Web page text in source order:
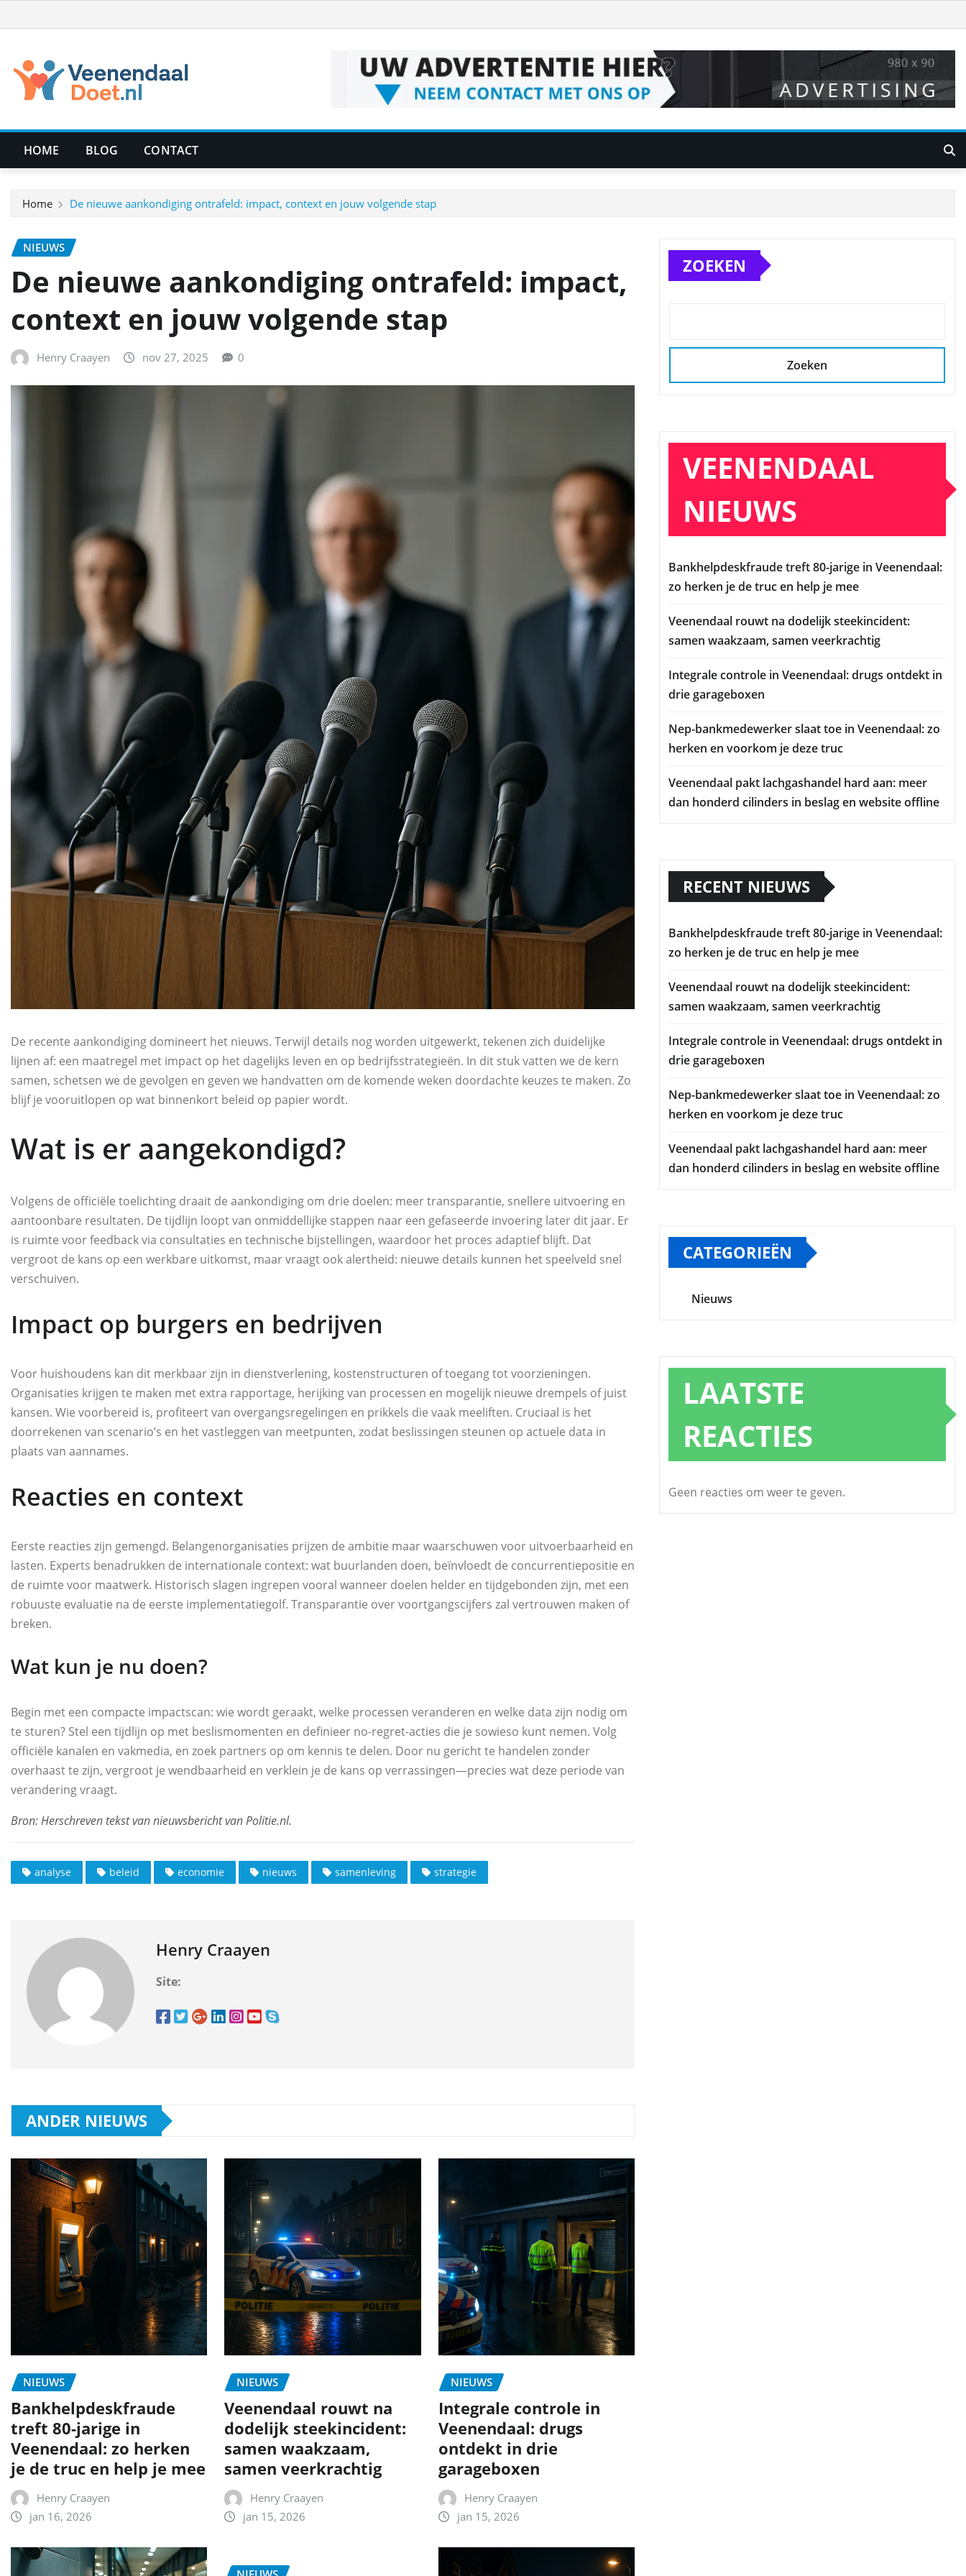
naar
inhoud
HOME BLOG CONTACT
Home De nieuwe aankondiging ontrafeld: impact, context en jouw volgende stap
NIEUWS
De nieuwe aankondiging ontrafeld: impact,
context en jouw volgende stap
Henry Craayen nov 27, 2025 0
De recente aankondiging domineert het nieuws. Terwijl details nog worden uitgewerkt, tekenen zich duidelijke
lijnen af: een maatregel met impact op het dagelijks leven en op bedrijfsstrategieën. In dit stuk vatten we de kern
samen, schetsen we de gevolgen en geven we handvatten om de komende weken doordachte keuzes te maken. Zo
blijf je vooruitlopen op wat binnenkort beleid op papier wordt.
Wat is er aangekondigd?
Volgens de officiële toelichting draait de aankondiging om drie doelen: meer transparantie, snellere uitvoering en
aantoonbare resultaten. De tijdlijn loopt van onmiddellijke stappen naar een gefaseerde invoering later dit jaar. Er
is ruimte voor feedback via consultaties en technische bijstellingen, waardoor het proces adaptief blijft. Dat
vergroot de kans op een werkbare uitkomst, maar vraagt ook alertheid: nieuwe details kunnen het speelveld snel
verschuiven.
Impact op burgers en bedrijven
Voor huishoudens kan dit merkbaar zijn in dienstverlening, kostenstructuren of toegang tot voorzieningen.
Organisaties krijgen te maken met extra rapportage, herijking van processen en mogelijk nieuwe drempels of juist
kansen. Wie voorbereid is, profiteert van overgangsregelingen en prikkels die vaak meeliften. Cruciaal is het
doorrekenen van scenario’s en het vastleggen van meetpunten, zodat beslissingen steunen op actuele data in
plaats van aannames.
Reacties en context
Eerste reacties zijn gemengd. Belangenorganisaties prijzen de ambitie maar waarschuwen voor uitvoerbaarheid en
lasten. Experts benadrukken de internationale context: wat buurlanden doen, beïnvloedt de concurrentiepositie en
de ruimte voor maatwerk. Historisch slagen ingrepen vooral wanneer doelen helder en tijdgebonden zijn, met een
robuuste evaluatie na de eerste implementatiegolf. Transparantie over voortgangscijfers zal vertrouwen maken of
breken.
Wat kun je nu doen?
Begin met een compacte impactscan: wie wordt geraakt, welke processen veranderen en welke data zijn nodig om
te sturen? Stel een tijdlijn op met beslismomenten en definieer no-regret-acties die je sowieso kunt nemen. Volg
officiële kanalen en vakmedia, en zoek partners op om kennis te delen. Door nu gericht te handelen zonder
overhaast te zijn, vergroot je wendbaarheid en verklein je de kans op verrassingen—precies wat deze periode van
verandering vraagt.
analyse beleid economie nieuws samenleving strategie
Henry Craayen
Site:
ANDER NIEUWS
NIEUWS
Bankhelpdeskfraude
treft 80-jarige in
Veenendaal: zo herken
je de truc en help je mee
Henry Craayen
jan 16, 2026
NIEUWS
Veenendaal rouwt na
dodelijk steekincident:
samen waakzaam,
samen veerkrachtig
Henry Craayen
jan 15, 2026
NIEUWS
Integrale controle in
Veenendaal: drugs
ontdekt in drie
garageboxen
Henry Craayen
jan 15, 2026
ZOEKEN
Zoeken
VEENENDAAL
NIEUWS
Bankhelpdeskfraude treft 80-jarige in Veenendaal:
zo herken je de truc en help je mee
Veenendaal rouwt na dodelijk steekincident:
samen waakzaam, samen veerkrachtig
Integrale controle in Veenendaal: drugs ontdekt in
drie garageboxen
Nep-bankmedewerker slaat toe in Veenendaal: zo
herken en voorkom je deze truc
Veenendaal pakt lachgashandel hard aan: meer
dan honderd cilinders in beslag en website offline
RECENT NIEUWS
Bankhelpdeskfraude treft 80-jarige in Veenendaal:
zo herken je de truc en help je mee
Veenendaal rouwt na dodelijk steekincident:
samen waakzaam, samen veerkrachtig
Integrale controle in Veenendaal: drugs ontdekt in
drie garageboxen
Nep-bankmedewerker slaat toe in Veenendaal: zo
herken en voorkom je deze truc
Veenendaal pakt lachgashandel hard aan: meer
dan honderd cilinders in beslag en website offline
CATEGORIEËN
Nieuws
LAATSTE
REACTIES
Geen reacties om weer te geven.